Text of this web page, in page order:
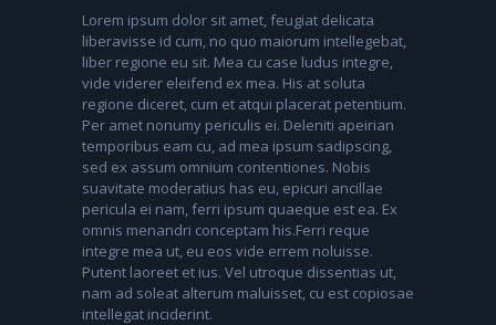
Lorem ipsum dolor sit amet, feugiat delicata
liberavisse id cum, no quo maiorum intellegebat,
liber regione eu sit. Mea cu case ludus integre,
vide viderer eleifend ex mea. His at soluta
regione diceret, cum et atqui placerat petentium.
Per amet nonumy periculis ei. Deleniti apeirian
temporibus eam cu, ad mea ipsum sadipscing,
sed ex assum omnium contentiones. Nobis
suavitate moderatius has eu, epicuri ancillae
pericula ei nam, ferri ipsum quaeque est ea. Ex
omnis menandri conceptam his.Ferri reque
integre mea ut, eu eos vide errem noluisse.
Putent laoreet et ius. Vel utroque dissentias ut,
nam ad soleat alterum maluisset, cu est copiosae
intellegat inciderint.